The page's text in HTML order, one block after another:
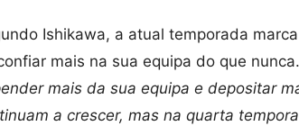
Ishikawa, a atual temporada
mais na sua equipa do que
mais da sua equipa e depositar
a crescer, mas na quarta